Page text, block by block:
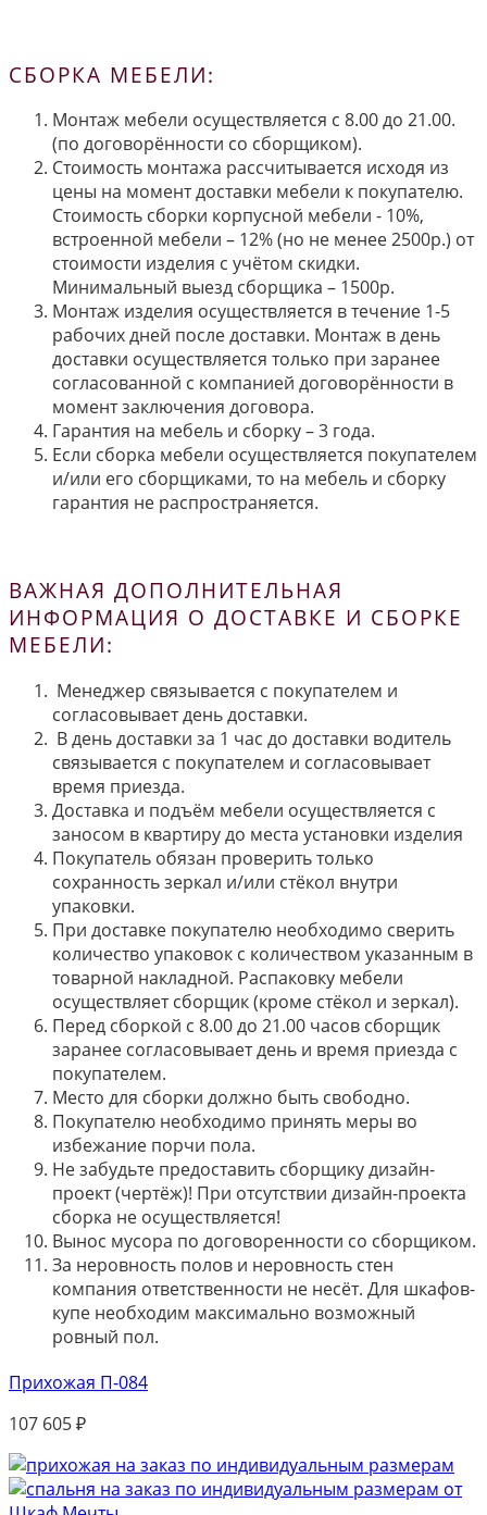
СБОРКА МЕБЕЛИ:
Монтаж мебели осуществляется с 8.00 до 21.00.
(по договорённости со сборщиком).
Стоимость монтажа рассчитывается исходя из
цены на момент доставки мебели к покупателю.
Стоимость сборки корпусной мебели - 10%,
встроенной мебели – 12% (но не менее 2500р.) от
стоимости изделия с учётом скидки.
Минимальный выезд сборщика – 1500р.
Монтаж изделия осуществляется в течение 1-5
рабочих дней после доставки. Монтаж в день
доставки осуществляется только при заранее
согласованной с компанией договорённости в
момент заключения договора.
Гарантия на мебель и сборку – 3 года.
Если сборка мебели осуществляется покупателем
и/или его сборщиками, то на мебель и сборку
гарантия не распространяется.
ВАЖНАЯ ДОПОЛНИТЕЛЬНАЯ
ИНФОРМАЦИЯ О ДОСТАВКЕ И СБОРКЕ
МЕБЕЛИ:
Менеджер связывается с покупателем и
согласовывает день доставки.
В день доставки за 1 час до доставки водитель
связывается с покупателем и согласовывает
время приезда.
Доставка и подъём мебели осуществляется с
заносом в квартиру до места установки изделия
Покупатель обязан проверить только
сохранность зеркал и/или стёкол внутри
упаковки.
При доставке покупателю необходимо сверить
количество упаковок с количеством указанным в
товарной накладной. Распаковку мебели
осуществляет сборщик (кроме стёкол и зеркал).
Перед сборкой с 8.00 до 21.00 часов сборщик
заранее согласовывает день и время приезда с
покупателем.
Место для сборки должно быть свободно.
Покупателю необходимо принять меры во
избежание порчи пола.
Не забудьте предоставить сборщику дизайн-
проект (чертёж)! При отсутствии дизайн-проекта
сборка не осуществляется!
Вынос мусора по договоренности со сборщиком.
За неровность полов и неровность стен
компания ответственности не несёт. Для шкафов-
купе необходим максимально возможный
ровный пол.
Прихожая П-084
107 605₽